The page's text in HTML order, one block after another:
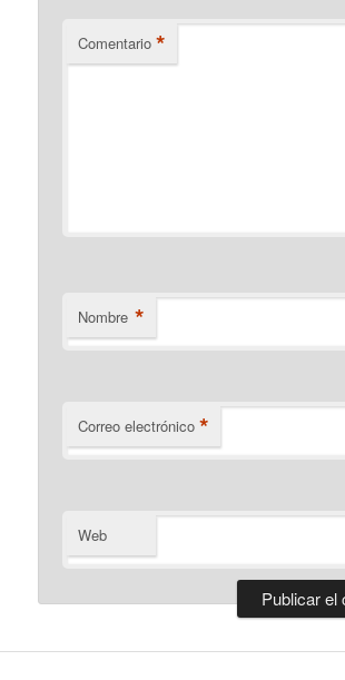
Comentario *
Nombre *
Correo electrónico *
Web